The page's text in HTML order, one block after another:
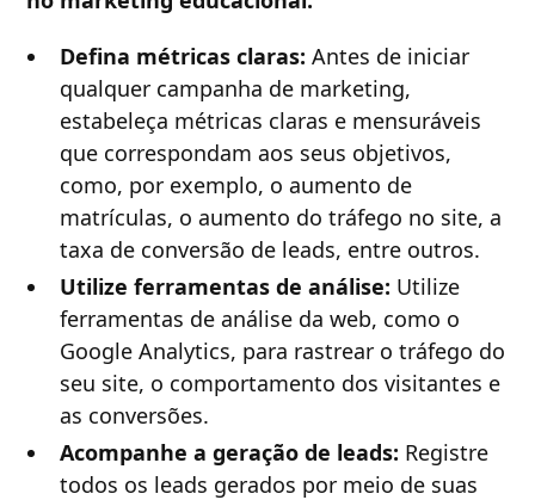
Defina métricas claras: Antes de iniciar
qualquer campanha de marketing,
estabeleça métricas claras e mensuráveis
que correspondam aos seus objetivos,
como, por exemplo, o aumento de
matrículas, o aumento do tráfego no site, a
taxa de conversão de leads, entre outros.
Utilize ferramentas de análise: Utilize
ferramentas de análise da web, como o
Google Analytics, para rastrear o tráfego do
seu site, o comportamento dos visitantes e
as conversões.
Acompanhe a geração de leads: Registre
todos os leads gerados por meio de suas